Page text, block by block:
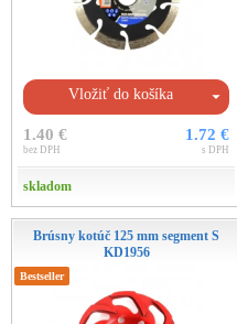
Vložiť do košíka
1.40 €
bez DPH
1.72 €
s DPH
skladom
Brúsny kotúč 125 mm segment S
KD1956
Bestseller